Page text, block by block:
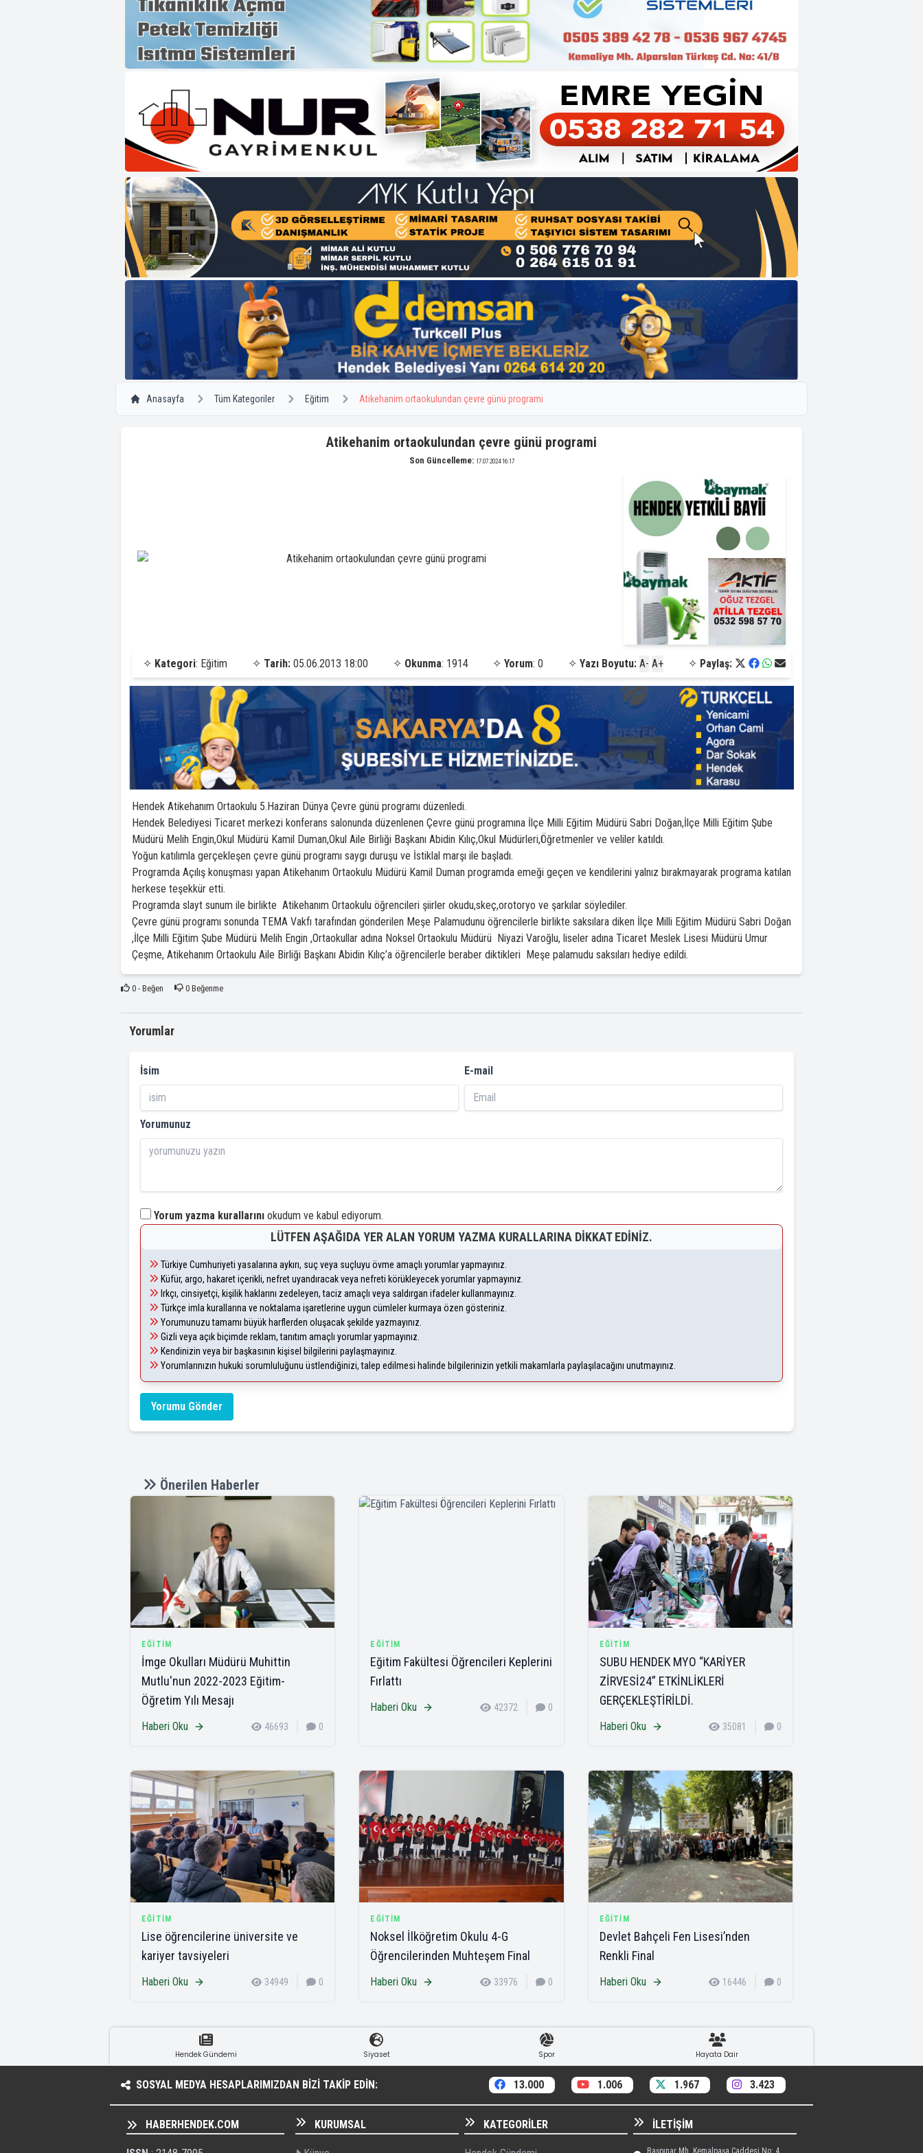
Anasayfa Tüm Kategoriler Eğitim Atikehanim ortaokulundan çevre günü programi
Atikehanim ortaokulundan çevre günü programi
Son Güncelleme: 17.07.2024 16:17
✧ Kategori: Eğitim ✧ Tarih: 05.06.2013 18:00 ✧ Okunma: 1914 ✧Yorum: 0 ✧Yazı Boyutu: A- A+ ✧ Paylaş:
Hendek Atikehanım Ortaokulu 5.Haziran Dünya Çevre günü programı düzenledi.
Hendek Belediyesi Ticaret merkezi konferans salonunda düzenlenen Çevre günü programına İlçe Milli Eğitim Müdürü Sabri Doğan,İlçe Milli Eğitim Şube
Müdürü Melih Engin,Okul Müdürü Kamil Duman,Okul Aile Birliği Başkanı Abidin Kılıç,Okul Müdürleri,Öğretmenler ve veliler katıldı.
Yoğun katılımla gerçekleşen çevre günü programı saygı duruşu ve İstiklal marşı ile başladı.
Programda Açılış konuşması yapan Atikehanım Ortaokulu Müdürü Kamil Duman programda emeği geçen ve kendilerini yalnız bırakmayarak programa katılan
herkese teşekkür etti.
Programda slayt sunum ile birlikte Atikehanım Ortaokulu öğrencileri şiirler okudu,skeç,orotoryo ve şarkılar söylediler.
Çevre günü programı sonunda TEMA Vakfı tarafından gönderilen Meşe Palamudunu öğrencilerle birlikte saksılara diken İlçe Milli Eğitim Müdürü Sabri Doğan
,İlçe Milli Eğitim Şube Müdürü Melih Engin ,Ortaokullar adına Noksel Ortaokulu Müdürü Niyazi Varoğlu, liseler adına Ticaret Meslek Lisesi Müdürü Umur
Çeşme, Atikehanım Ortaokulu Aile Birliği Başkanı Abidin Kılıç’a öğrencilerle beraber diktikleri Meşe palamudu saksıları hediye edildi.
0- Beğen 0Beğenme
Yorumlar
İsim E-mail
Yorumunuz
Yorum yazma kurallarını okudum ve kabul ediyorum.
LÜTFEN AŞAĞIDA YER ALAN YORUM YAZMA KURALLARINA DIKKAT EDINIZ.
Türkiye Cumhuriyeti yasalarına aykırı, suç veya suçluyu övme amaçlı yorumlar yapmayınız.
Küfür, argo, hakaret içerikli, nefret uyandıracak veya nefreti körükleyecek yorumlar yapmayınız.
Irkçı, cinsiyetçi, kişilik haklarını zedeleyen, taciz amaçlı veya saldırgan ifadeler kullanmayınız.
Türkçe imla kurallarına ve noktalama işaretlerine uygun cümleler kurmaya özen gösteriniz.
Yorumunuzu tamamı büyük harflerden oluşacak şekilde yazmayınız.
Gizli veya açık biçimde reklam, tanıtım amaçlı yorumlar yapmayınız.
Kendinizin veya bir başkasının kişisel bilgilerini paylaşmayınız.
Yorumlarınızın hukuki sorumluluğunu üstlendiğinizi, talep edilmesi halinde bilgilerinizin yetkili makamlarla paylaşılacağını unutmayınız.
Yorumu Gönder
Önerilen Haberler
EĞITIM
İmge Okulları Müdürü Muhittin
Mutlu'nun 2022-2023 Eğitim-
Öğretim Yılı Mesajı
Haberi Oku 46693 0
EĞITIM
Eğitim Fakültesi Öğrencileri Keplerini
Fırlattı
Haberi Oku 42372 0
EĞITIM
SUBU HENDEK MYO “KARİYER
ZİRVESİ24” ETKİNLİKLERİ
GERÇEKLEŞTİRİLDİ.
Haberi Oku 35081 0
EĞITIM
Lise öğrencilerine üniversite ve
kariyer tavsiyeleri
Haberi Oku 34949 0
EĞITIM
Noksel İlköğretim Okulu 4-G
Öğrencilerinden Muhteşem Final
Haberi Oku 33976 0
EĞITIM
Devlet Bahçeli Fen Lisesi’nden
Renkli Final
Haberi Oku 16446 0
Hendek Gündemi Siyaset Spor Hayata Dair
SOSYAL MEDYA HESAPLARIMIZDAN BIZI TAKIP EDIN: 13.000 1.006 1.967 3.423
HABERHENDEK.COM KURUMSAL KATEGORILER İLETIŞIM
Başpınar Mh. Kemalpaşa Caddesi No: 4